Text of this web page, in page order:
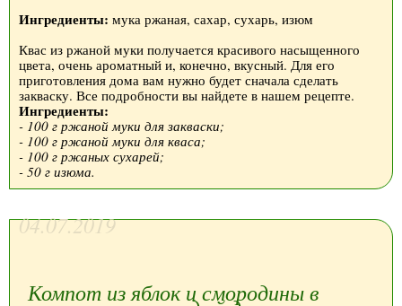
Ингредиенты: мука ржаная, сахар, сухарь, изюм
Квас из ржаной муки получается красивого насыщенного
цвета, очень ароматный и, конечно, вкусный. Для его
приготовления дома вам нужно будет сначала сделать
закваску. Все подробности вы найдете в нашем рецепте.
Ингредиенты:
- 100 г ржаной муки для закваски;
- 100 г ржаной муки для кваса;
- 100 г ржаных сухарей;
- 50 г изюма.
04.07.2019
Компот из яблок и смородины в